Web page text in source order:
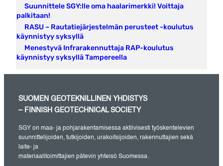
Suunnittele SGY:lle oma haalarimerkki! Voittaja
palkitaan!
RASU – Rautatiejärjestelmän perusteet -koulutus
käynnistyy syksyllä
Menestyvä Infrarakennuttaja RAP-koulutus
käynnistyy syksyllä Tampereella
SUOMEN GEOTEKNILLINEN YHDISTYS
– FINNISH GEOTECHNICAL SOCIETY
SGY on maa- ja pohjarakentamisessa aktiivisesti työskentelevien
suunnittelijoiden, tutkijoiden, urakoitsijoiden, rakennuttajien sekä
laite- ja
materiaalitoimittajien pätevin yhteisö Suomessa.